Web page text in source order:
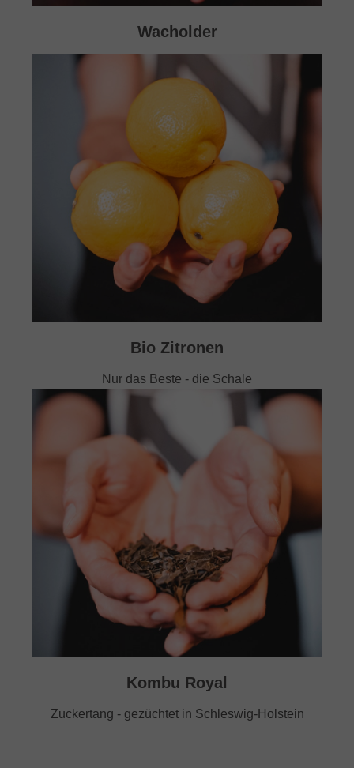
Wacholder
Bio Zitronen
Nur das Beste - die Schale
Kombu Royal
Zuckertang - gezüchtet in Schleswig-Holstein